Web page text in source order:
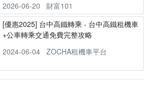
2026-06-20
財富101
[優惠2025] 台中高鐵轉乘 - 台中高鐵租機車
+公車轉乘交通免費完整攻略
2024-06-04
ZOCHA租機車平台